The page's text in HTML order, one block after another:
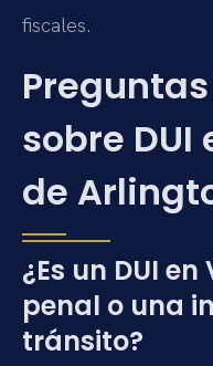
fiscales.
sobre DUI
de
¿Es un DUI
penal o una
tránsito?